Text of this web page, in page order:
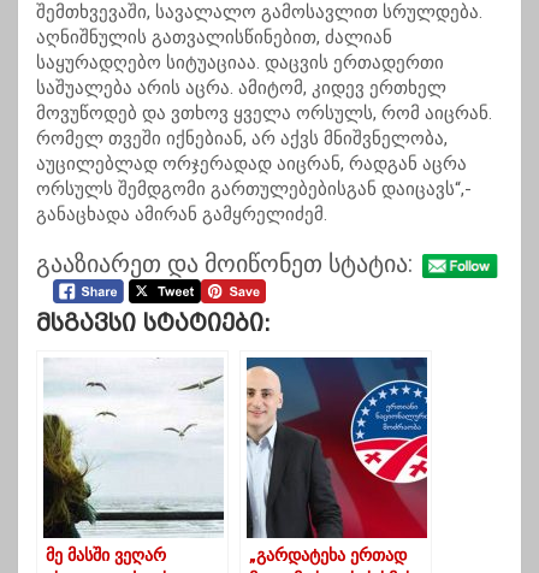
შემთხვევაში, სავალალო გამოსავლით სრულდება.
აღნიშნულის გათვალისწინებით, ძალიან
საყურადღებო სიტუაციაა. დაცვის ერთადერთი
საშუალება არის აცრა. ამიტომ, კიდევ ერთხელ
მოვუწოდებ და ვთხოვ ყველა ორსულს, რომ აიცრან.
რომელ თვეში იქნებიან, არ აქვს მნიშვნელობა,
აუცილებლად ორჯერადად აიცრან, რადგან აცრა
ორსულს შემდგომი გართულებებისგან დაიცავს“,-
განაცხადა ამირან გამყრელიძემ.
გააზიარეთ და მოიწონეთ სტატია:
Მსგავსი Სტატიები:
მე მასში ვეღარ
„გარდატეხა ერთად